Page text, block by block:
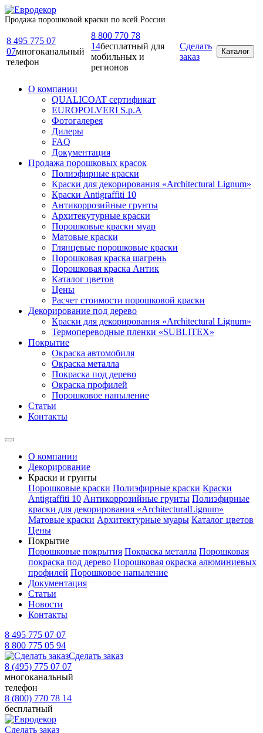
Продажа порошковой краски по всей России
8 495 775 07
07многоканальный
телефон
8 800 770 78
14бесплатный для
мобильных и
регионов
Сделать
заказ
Каталог
О компании
QUALICOAT сертификат
EUROPOLVERI S.p.A
Фотогалерея
Дилеры
FAQ
Документация
Продажа порошковых красок
Полиэфирные краски
Краски для декорирования «Architectural Lignum»
Краски Antigraffiti 10
Антикоррозийные грунты
Архитекутурные краски
Порошковые краски муар
Матовые краски
Глянцевые порошковые краски
Порошковая краска шагрень
Порошковая краска Антик
Каталог цветов
Цены
Расчет стоимости порошковой краски
Декорирование под дерево
Краски для декорирования «Architectural Lignum»
Термопереводные пленки «SUBLITEX»
Покрытие
Окраска автомобиля
Окраска металла
Покраска под дерево
Окраска профилей
Порошковое напыление
Статьи
Контакты
О компании
Декорирование
Краски и грунты
Порошковые краски Полиэфирные краски Краски
Antigraffiti 10 Антикоррозийные грунты Полиэфирные
краски для декорирования «ArchitecturalLignum»
Матовые краски Архитектурные муары Каталог цветов
Цены
Покрытие
Порошковые покрытия Покраска металла Порошковая
покраска под дерево Порошковая окраска алюминиевых
профилей Порошковое напыление
Документация
Статьи
Новости
Контакты
8 495 775 07 07
8 800 775 05 94
Сделать заказ
8 (495) 775 07 07
многоканальный
телефон
8 (800) 770 78 14
бесплатный
Сделать заказ